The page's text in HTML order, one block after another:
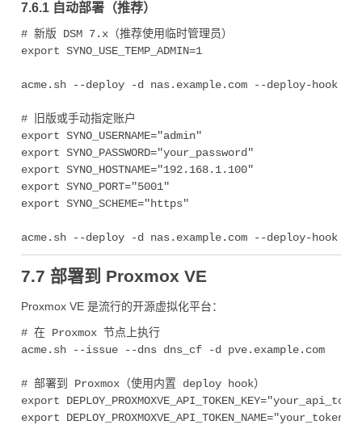
7.6.1 自动部署（推荐）
# 新版 DSM 7.x（推荐使用临时管理员）
export SYNO_USE_TEMP_ADMIN=1
acme.sh --deploy -d nas.example.com --deploy-hook
# 旧版或手动指定账户
export SYNO_USERNAME="admin"
export SYNO_PASSWORD="your_password"
export SYNO_HOSTNAME="192.168.1.100"
export SYNO_PORT="5001"
export SYNO_SCHEME="https"
7.7 部署到 Proxmox VE
Proxmox VE 是流行的开源虚拟化平台：
# 在 Proxmox 节点上执行
acme.sh --issue --dns dns_cf -d pve.example.com
# 部署到 Proxmox（使用内置 deploy hook）
export
export